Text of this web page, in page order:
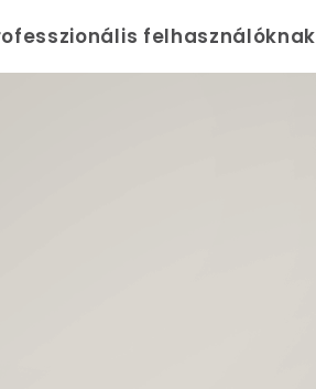
felhasználóknak